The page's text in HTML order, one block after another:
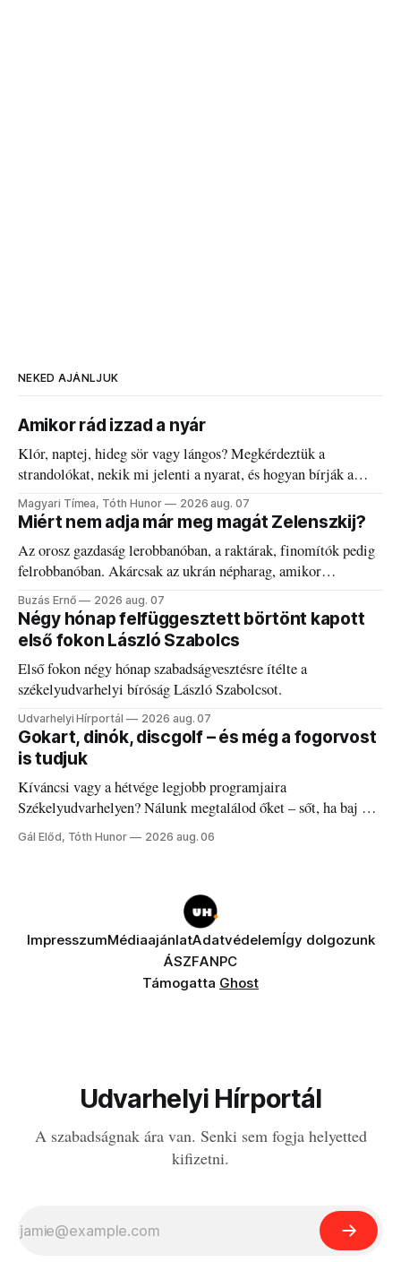
NEKED AJÁNLJUK
Amikor rád izzad a nyár
Klór, naptej, hideg sör vagy lángos? Megkérdeztük a
strandolókat, nekik mi jelenti a nyarat, és hogyan bírják a
kánikulát.
Magyari Tímea, Tóth Hunor 2026 aug. 07
Miért nem adja már meg magát Zelenszkij?
Az orosz gazdaság lerobbanóban, a raktárak, finomítók pedig
felrobbanóban. Akárcsak az ukrán népharag, amikor
elégedetlen vezetőivel.
Buzás Ernő 2026 aug. 07
Négy hónap felfüggesztett börtönt kapott
első fokon László Szabolcs
Első fokon négy hónap szabadságvesztésre ítélte a
székelyudvarhelyi bíróság László Szabolcsot.
Udvarhelyi Hírportál 2026 aug. 07
Gokart, dinók, discgolf – és még a fogorvost
is tudjuk
Kíváncsi vagy a hétvége legjobb programjaira
Székelyudvarhelyen? Nálunk megtalálod őket – sőt, ha baj van
a fogaddal, a fogorvosi ügyeletet is!
Gál Előd, Tóth Hunor 2026 aug. 06
ImpresszumMédiaajánlatAdatvédelemÍgy dolgozunk
ÁSZFANPC
Támogatta Ghost
Udvarhelyi Hírportál
A szabadságnak ára van. Senki sem fogja helyetted
kifizetni.